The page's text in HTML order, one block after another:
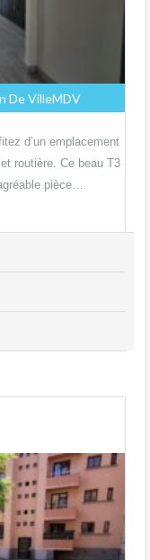
De VilleMDV
d’un emplacement
routière. Ce beau T3
pièce…